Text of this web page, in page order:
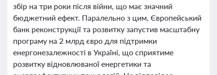
збір на три роки після війни, що має значний
бюджетний ефект. Паралельно з цим, Європейський
банк реконструкції та розвитку запустив масштабну
програму на 2 млрд євро для підтримки
енергонезалежності в Україні, що сприятиме
розвитку відновлюваної енергетики та